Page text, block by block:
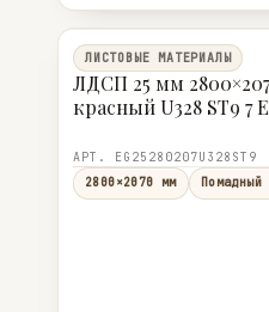
ЛИСТОВЫЕ МАТЕРИАЛЫ
ЛДСП 25 мм
красный U328 ST9 7
АРТ. EG25280207U328ST9
2800×2070 мм
Помадный